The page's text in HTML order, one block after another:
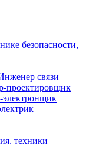
безопасности,
связи
проектировщик
техники